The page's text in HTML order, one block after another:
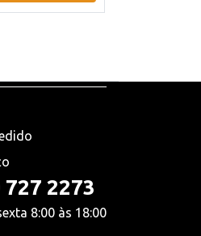
727 2273
8:00 às 18:00